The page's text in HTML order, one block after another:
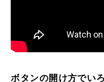
ボタンの開け方でい